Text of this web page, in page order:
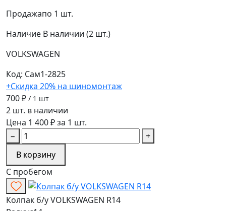
Продажапо 1 шт.
Наличие В наличии (2 шт.)
VOLKSWAGEN
Код: Сам1-2825
+Скидка 20% на шиномонтаж
700 ₽ / 1 шт
2 шт. в наличии
Цена 1 400 ₽ за 1 шт.
−
+
В корзину
С пробегом
Колпак б/у VOLKSWAGEN R14